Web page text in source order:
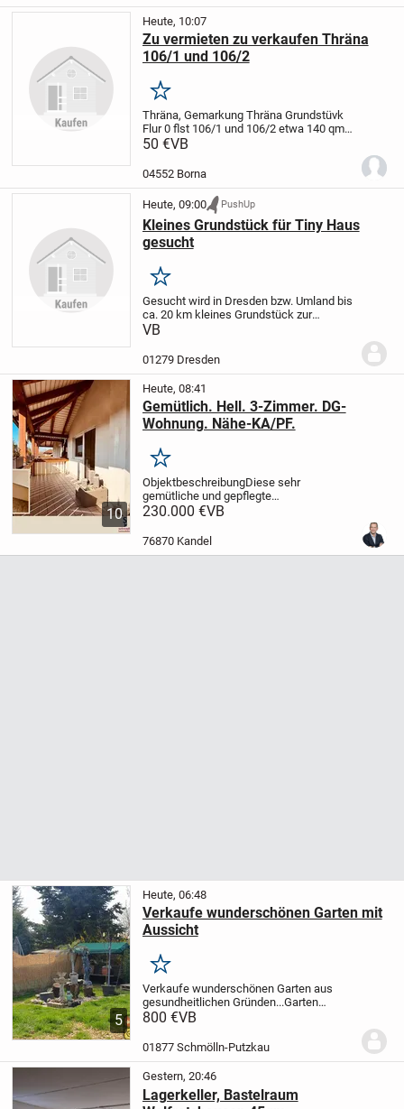
Heute, 10:07
Zu vermieten zu verkaufen Thräna
106/1 und 106/2
Merken
Thräna, Gemarkung Thräna Grundstüvk
Flur 0 flst 106/1 und 106/2 etwa 140 qm
.Zu vermieten 300 euro pro zjahr zu
50 €VB
04552 Borna
Heute, 09:00 PushUp
Kleines Grundstück für Tiny Haus
gesucht
Merken
Gesucht wird in Dresden bzw. Umland bis
ca. 20 km kleines Grundstück zur
Pacht/Miete/Kauf für Stellung eines Tiny
VB
01279 Dresden
10
Heute, 08:41
Gemütlich. Hell. 3-Zimmer. DG-
Wohnung. Nähe-KA/PF.
Merken
ObjektbeschreibungDiese sehr
gemütliche und gepflegte
Dachgeschosswohnung befindet sich in
1995 in ruhiger Wohnlage von
230.000 €VB
76870 Kandel
5
Heute, 06:48
Verkaufe wunderschönen Garten mit
Aussicht
Merken
Verkaufe wunderschönen Garten aus
gesundheitlichen Gründen...Garten
befindet sich unterhalb vom Steinbruch in
Anbaupflichten..!!..und man ist schnell im
800 €VB
01877 Schmölln-Putzkau
Gestern, 20:46
Lagerkeller, Bastelraum